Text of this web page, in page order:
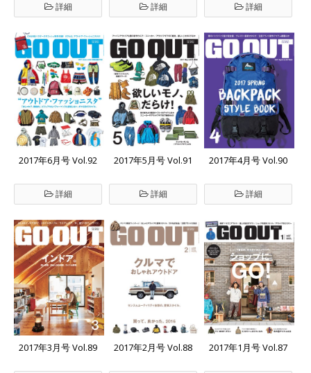
詳細 詳細 詳細
2017年6月号 Vol.92
詳細
2017年5月号 Vol.91
詳細
2017年4月号 Vol.90
詳細
2017年3月号 Vol.89 2017年2月号 Vol.88 2017年1月号 Vol.87